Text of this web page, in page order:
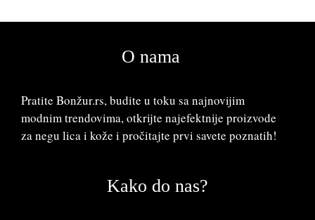
O nama
Pratite Bonžur.rs, budite u toku sa najnovijim
modnim trendovima, otkrijte najefektnije proizvode
za negu lica i kože i pročitajte prvi savete poznatih!
Kako do nas?